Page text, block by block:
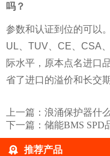
吗？
参数和认证到位的可以
UL、TUV、CE、CSA
际水平，原本点名进口
省了进口的溢价和长交期
上一篇： 浪涌保护器什么
下一篇： 储能BMS SPD
推荐产品